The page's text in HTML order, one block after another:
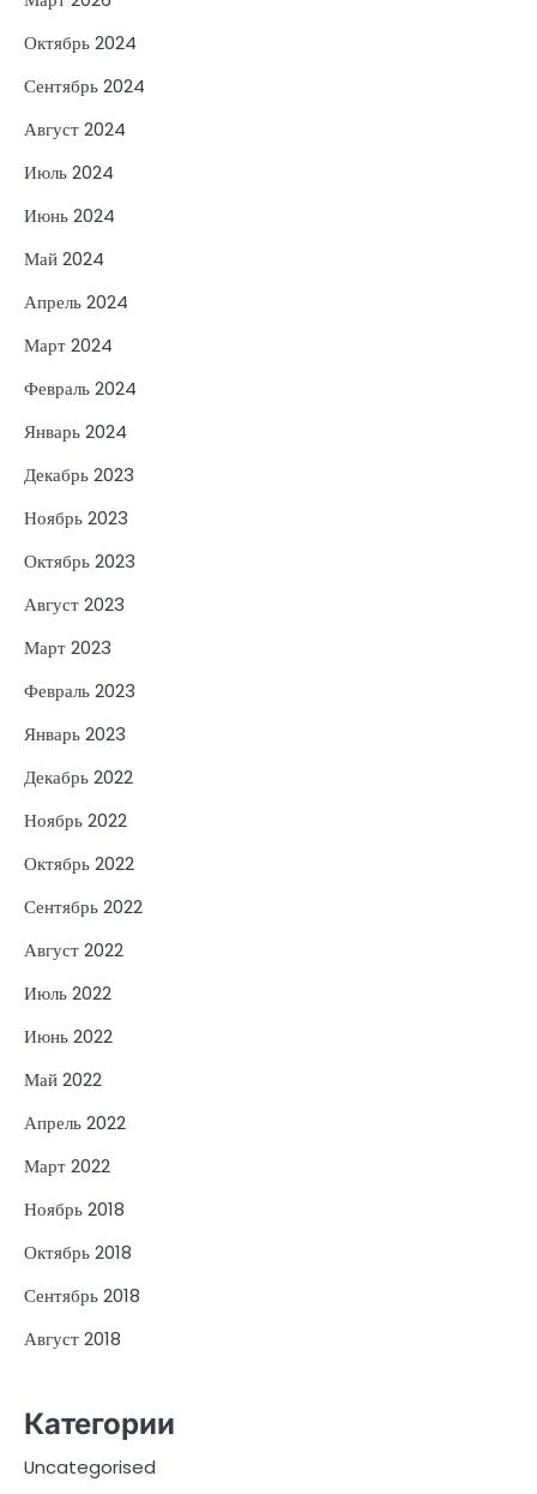
Октябрь 2024
Сентябрь 2024
Август 2024
Июль 2024
Июнь 2024
Май 2024
Апрель 2024
Март 2024
Февраль 2024
Январь 2024
Декабрь 2023
Ноябрь 2023
Октябрь 2023
Август 2023
Март 2023
Февраль 2023
Январь 2023
Декабрь 2022
Ноябрь 2022
Октябрь 2022
Сентябрь 2022
Август 2022
Июль 2022
Июнь 2022
Май 2022
Апрель 2022
Март 2022
Ноябрь 2018
Октябрь 2018
Сентябрь 2018
Август 2018
Категории
Uncategorised